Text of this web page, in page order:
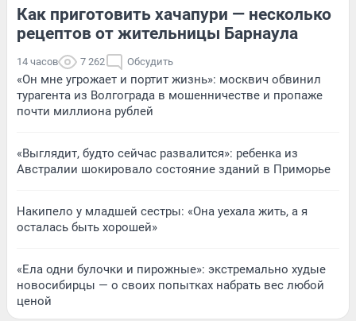
Как приготовить хачапури — несколько
рецептов от жительницы Барнаула
14 часов 7 262 Обсудить
«Он мне угрожает и портит жизнь»: москвич обвинил
турагента из Волгограда в мошенничестве и пропаже
почти миллиона рублей
«Выглядит, будто сейчас развалится»: ребенка из
Австралии шокировало состояние зданий в Приморье
Накипело у младшей сестры: «Она уехала жить, а я
осталась быть хорошей»
«Ела одни булочки и пирожные»: экстремально худые
новосибирцы — о своих попытках набрать вес любой
ценой